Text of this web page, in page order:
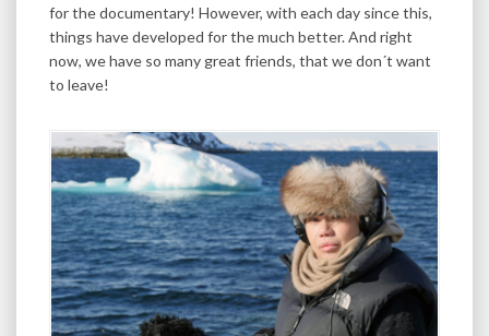
for the documentary! However, with each day since this,
things have developed for the much better. And right
now, we have so many great friends, that we don´t want
to leave!